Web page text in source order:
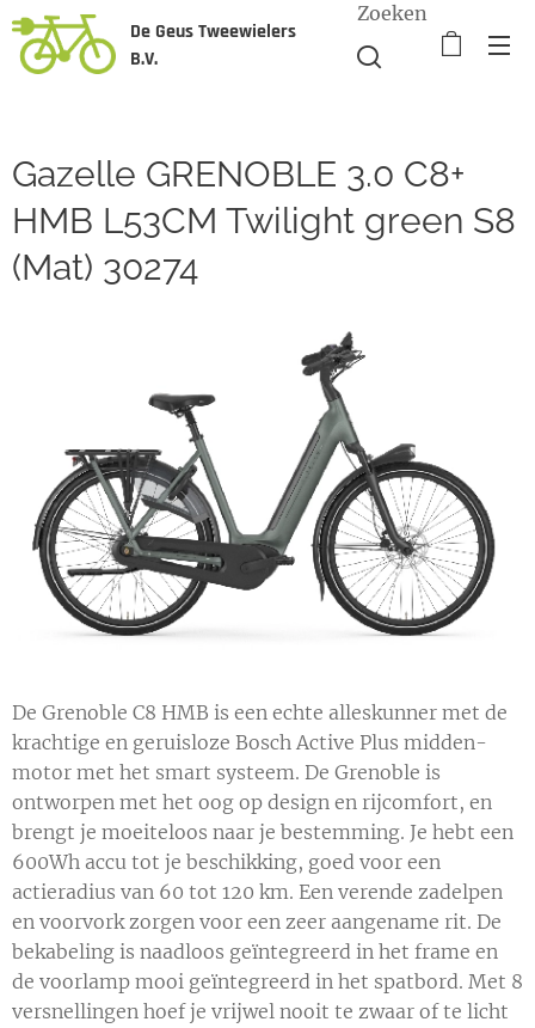
De Geus Tweewielers
B.V.
Zoeken
Gazelle GRENOBLE 3.0 C8+
HMB L53CM Twilight green S8
(Mat) 30274
De Grenoble C8 HMB is een echte alleskunner met de
krachtige en geruisloze Bosch Active Plus midden-
motor met het smart systeem. De Grenoble is
ontworpen met het oog op design en rijcomfort, en
brengt je moeiteloos naar je bestemming. Je hebt een
600Wh accu tot je beschikking, goed voor een
actieradius van 60 tot 120 km. Een verende zadelpen
en voorvork zorgen voor een zeer aangename rit. De
bekabeling is naadloos geïntegreerd in het frame en
de voorlamp mooi geïntegreerd in het spatbord. Met 8
versnellingen hoef je vrijwel nooit te zwaar of te licht